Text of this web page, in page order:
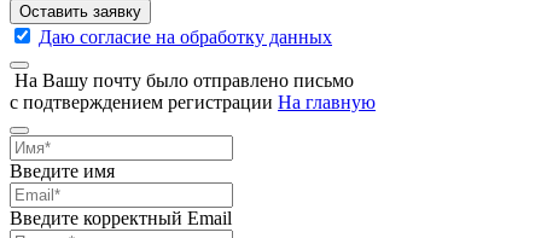
Оставить заявку
Даю согласие на обработку данных
На Вашу почту было отправлено письмо
с подтверждением регистрации На главную
Введите имя
Введите корректный Email